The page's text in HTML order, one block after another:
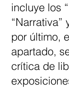
incluye los
“Narrativa”
por último,
apartado,
crítica de